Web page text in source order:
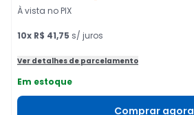
À vista no PIX
10x R$ 41,75 s/ juros
Ver detalhes de parcelamento
Em estoque
Comprar agora